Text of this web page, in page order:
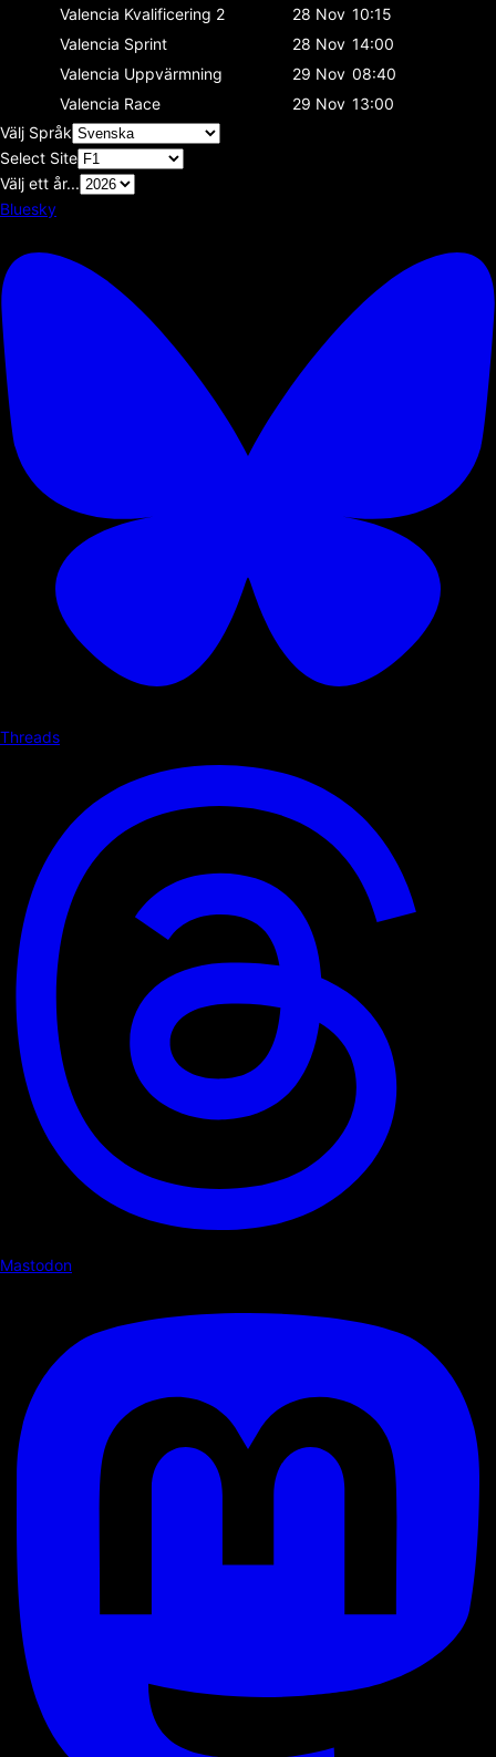
Valencia Kvalificering 2 28 Nov 10:15
Valencia Sprint 28 Nov 14:00
Valencia Uppvärmning 29 Nov 08:40
Valencia Race 29 Nov 13:00
Välj Språk
Select Site
Välj ett år...
Bluesky
Threads
Mastodon